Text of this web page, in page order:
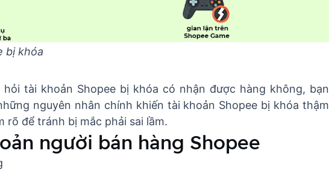
bị khóa
tài khoản Shopee bị khóa có nhận được hàng không, bạn
nguyên nhân chính khiến tài khoản Shopee bị khóa thậm
rõ để tránh bị mắc phải sai lầm.
người bán hàng Shopee